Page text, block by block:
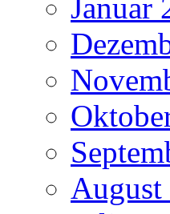
Januar
August